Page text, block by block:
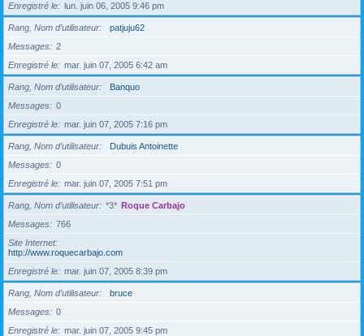
Enregistré le
lun. juin 06, 2005 9:46 pm
Rang, Nom d’utilisateur
patjuju62
Messages
2
Enregistré le
mar. juin 07, 2005 6:42 am
Rang, Nom d’utilisateur
Banquo
Messages
0
Enregistré le
mar. juin 07, 2005 7:16 pm
Rang, Nom d’utilisateur
Dubuis Antoinette
Messages
0
Enregistré le
mar. juin 07, 2005 7:51 pm
Rang, Nom d’utilisateur *3* Roque Carbajo
Messages
766
Site Internet
http://www.roquecarbajo.com
Enregistré le
mar. juin 07, 2005 8:39 pm
Rang, Nom d’utilisateur
bruce
Messages
0
Enregistré le
mar. juin 07, 2005 9:45 pm